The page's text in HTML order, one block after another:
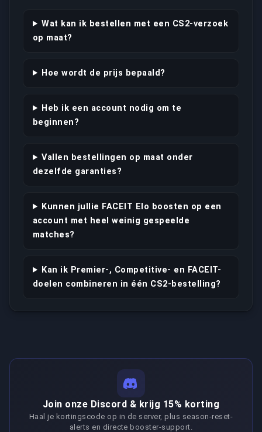
Wat kan ik bestellen met een CS2-verzoek
op maat?
Hoe wordt de prijs bepaald?
Heb ik een account nodig om te
beginnen?
Vallen bestellingen op maat onder
dezelfde garanties?
Kunnen jullie FACEIT Elo boosten op een
account met heel weinig gespeelde
matches?
Kan ik Premier-, Competitive- en FACEIT-
doelen combineren in één CS2-bestelling?
Join onze Discord & krijg 15% korting
Haal je kortingscode op in de server, plus season-reset-
alerts en directe booster-support.